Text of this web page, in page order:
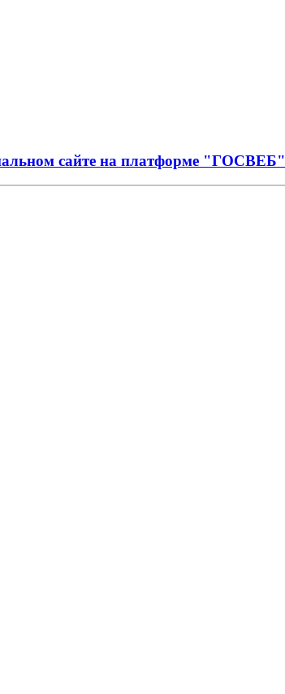
сайте на платформе "ГОСВЕБ"